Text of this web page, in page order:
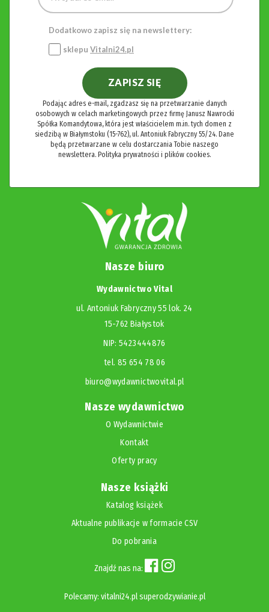
Dodatkowo zapisz się na newslettery:
sklepu Vitalni24.pl
ZAPISZ SIĘ
Podając adres e-mail, zgadzasz się na przetwarzanie danych
osobowych w celach marketingowych przez firmę Janusz Nawrocki
Spółka Komandytowa, która jest właścicielem m.in. tych domen z
siedzibą w Białymstoku (15-762), ul. Antoniuk Fabryczny 55/24. Dane
będą przetwarzane w celu dostarczania Tobie naszego
newslettera. Polityka prywatności i plików cookies.
Nasze biuro
Wydawnictwo Vital
ul. Antoniuk Fabryczny 55 lok. 24
15-762 Białystok
NIP: 5423444876
tel. 85 654 78 06
biuro@wydawnictwovital.pl
Nasze wydawnictwo
O Wydawnictwie
Kontakt
Oferty pracy
Nasze książki
Katalog książek
Aktualne publikacje w formacie CSV
Do pobrania
Znajdź nas na:
Polecamy: vitalni24.pl superodzywianie.pl